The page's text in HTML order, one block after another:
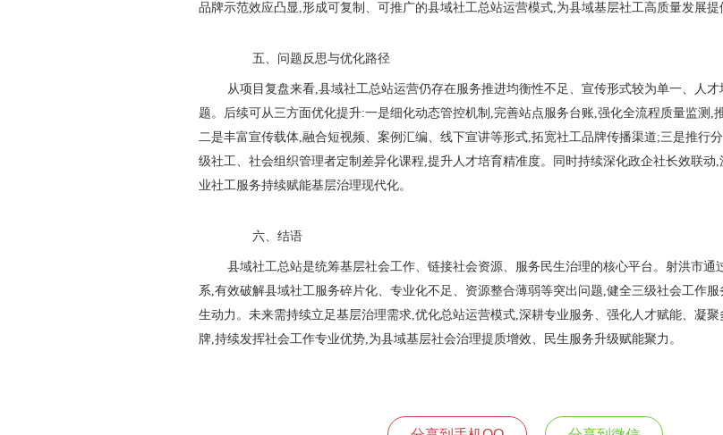
品牌示范效应凸显,形成可复制、可推广的县域社工总站运营模式,为县域基层社工高质量发展提
五、问题反思与优化路径
从项目复盘来看,县域社工总站运营仍存在服务推进均衡性不足、宣传形式较为单一、人才
题。后续可从三方面优化提升:一是细化动态管控机制,完善站点服务台账,强化全流程质量监测,
二是丰富宣传载体,融合短视频、案例汇编、线下宣讲等形式,拓宽社工品牌传播渠道;三是推行
级社工、社会组织管理者定制差异化课程,提升人才培育精准度。同时持续深化政企社长效联动
业社工服务持续赋能基层治理现代化。
六、结语
县域社工总站是统筹基层社会工作、链接社会资源、服务民生治理的核心平台。射洪市通
系,有效破解县域社工服务碎片化、专业化不足、资源整合薄弱等突出问题,健全三级社会工作
生动力。未来需持续立足基层治理需求,优化总站运营模式,深耕专业服务、强化人才赋能、凝
牌,持续发挥社会工作专业优势,为县域基层社会治理提质增效、民生服务升级赋能聚力。